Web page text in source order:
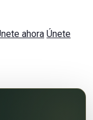
ahora Únete